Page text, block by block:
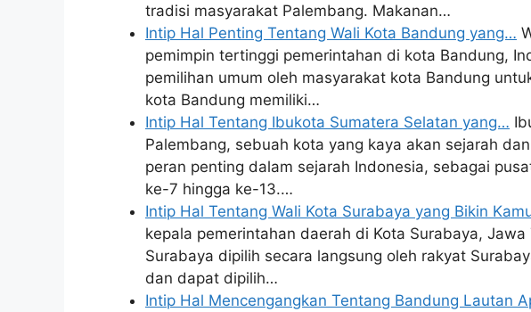
tradisi masyarakat Palembang. Makanan…
Intip Hal Penting Tentang Wali Kota Bandung yang…
pemimpin tertinggi pemerintahan di kota Bandung,
pemilihan umum oleh masyarakat kota Bandung
kota Bandung memiliki…
Intip Hal Tentang Ibukota Sumatera Selatan yang…
Palembang, sebuah kota yang kaya akan sejarah
peran penting dalam sejarah Indonesia, sebagai
ke-7 hingga ke-13.…
Intip Hal Tentang Wali Kota Surabaya yang Bikin
kepala pemerintahan daerah di Kota Surabaya, Jawa
Surabaya dipilih secara langsung oleh rakyat
dan dapat dipilih…
Intip Hal Mencengangkan Tentang Bandung Lautan